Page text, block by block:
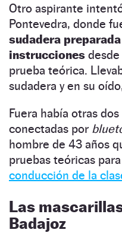
Otro aspirante
Pontevedra, donde
sudadera
instrucciones
prueba teórica.
sudadera y en su
Fuera había otras
conectadas por
hombre de 43 años
pruebas teóricas
conducción de la
Las
Badajoz